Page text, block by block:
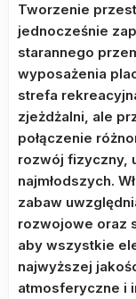
Tworzenie
jednocześnie
starannego
wyposażenia
strefa
zjeżdżalni, ale
połączenie
rozwój fizyczny,
najmłodszych.
zabaw
rozwojowe oraz
aby wszystkie
najwyższej
atmosferyczne i